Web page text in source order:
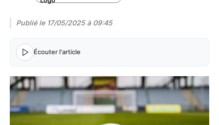
Publié le 17/05/2025 à 09:45
Écouter l'article